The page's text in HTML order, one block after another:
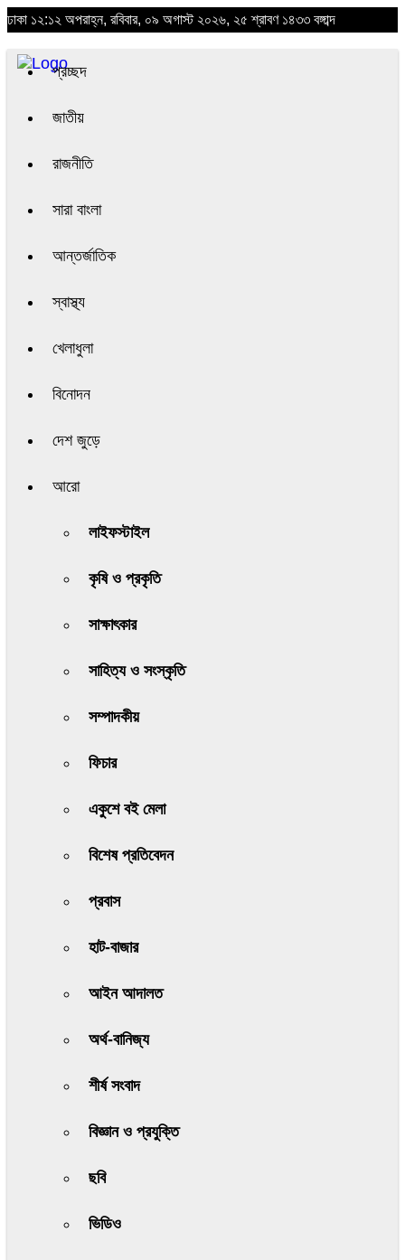
ঢাকা ১২:১২ অপরাহ্ন, রবিবার, ০৯ অগাস্ট ২০২৬, ২৫ শ্রাবণ ১৪৩৩ বঙ্গাব্দ
প্রচ্ছদ
জাতীয়
রাজনীতি
সারা বাংলা
আন্তর্জাতিক
স্বাস্থ্য
খেলাধুলা
বিনোদন
দেশ জুড়ে
আরো
লাইফস্টাইল
কৃষি ও প্রকৃতি
সাক্ষাৎকার
সাহিত্য ও সংস্কৃতি
সম্পাদকীয়
ফিচার
একুশে বই মেলা
বিশেষ প্রতিবেদন
প্রবাস
হাট-বাজার
আইন আদালত
অর্থ-বানিজ্য
শীর্ষ সংবাদ
বিজ্ঞান ও প্রযুক্তি
ছবি
ভিডিও